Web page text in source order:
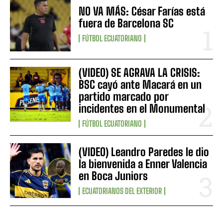
NO VA MÁS: César Farías está
fuera de Barcelona SC
FÚTBOL ECUATORIANO
(VIDEO) SE AGRAVA LA CRISIS:
BSC cayó ante Macará en un
partido marcado por
incidentes en el Monumental
FÚTBOL ECUATORIANO
(VIDEO) Leandro Paredes le dio
la bienvenida a Enner Valencia
en Boca Juniors
ECUATORIANOS DEL EXTERIOR